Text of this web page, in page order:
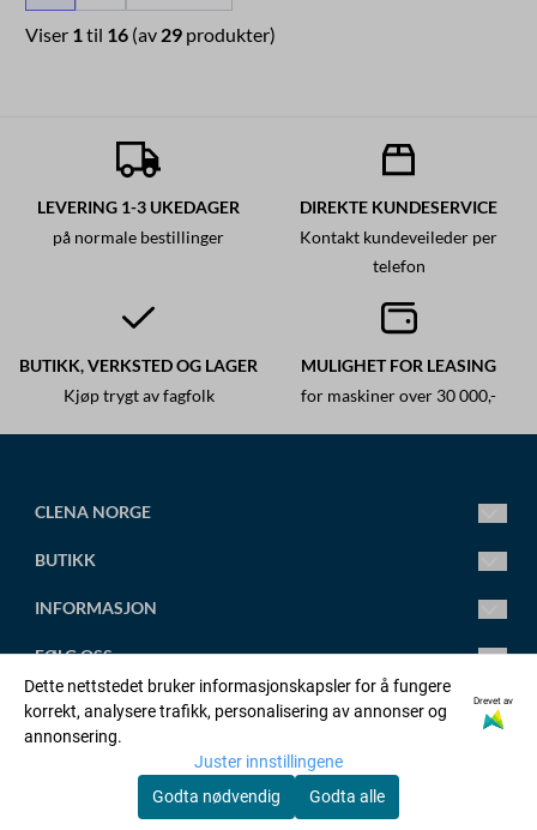
Viser 1 til 16 (av 29 produkter)
LEVERING 1-3 UKEDAGER
på normale bestillinger
DIREKTE KUNDESERVICE
Kontakt kundeveileder per
telefon
BUTIKK, VERKSTED OG LAGER
Kjøp trygt av fagfolk
MULIGHET FOR LEASING
for maskiner over 30 000,-
CLENA NORGE
Vi leverer alt fra små standard høytrykksspylere til store
spesialtilpassede anlegg.
post@clena.no
Tlf.: +47 45 88 58 31
Org. nr. 920230695
Orstadvegen 128b, 4353 KLEPP STASJON
BUTIKK
Mandag-Fredag 8.00-16.00
Kontakt oss
OPPRETT KONTO
INFORMASJON
Om oss
Artikler
Salgsbetingelser
Personvernerklæring
FØLG OSS
Facebook
© Copyright Company, org. number xxxxxx-xxxx
Dette nettstedet bruker informasjonskapsler for å fungere
korrekt, analysere trafikk, personalisering av annonser og
annonsering.
Drevet av
Juster innstillingene
Godta nødvendig
Godta alle